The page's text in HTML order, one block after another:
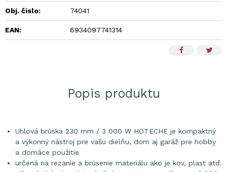
Obj. čislo: 74041
EAN: 6934097741314
Popis produktu
Uhlová brúska 230 mm / 3 000 W HOTECHE je kompaktný
a výkonný nástroj pre vašu dielňu, dom aj garáž pre hobby
a domáce použitie
určená na rezanie a brúsenie materiálu ako je kov, plast atď.